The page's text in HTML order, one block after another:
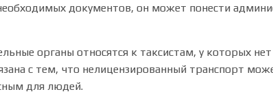
документов, он может понести
органы относятся к таксистам, у которых
с тем, что нелицензированный транспорт
для людей.